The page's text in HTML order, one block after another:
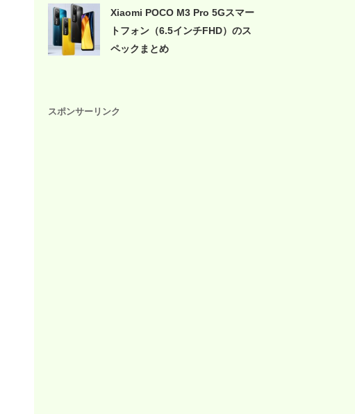
Xiaomi POCO M3 Pro 5Gスマー
トフォン（6.5インチFHD）のス
ペックまとめ
スポンサーリンク